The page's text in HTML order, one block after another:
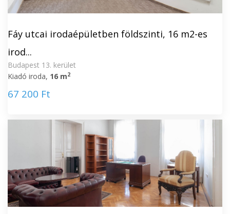
Fáy utcai irodaépületben földszinti, 16 m2-es
irod...
Budapest 13. kerület
Kiadó iroda, 16 m2
67 200 Ft